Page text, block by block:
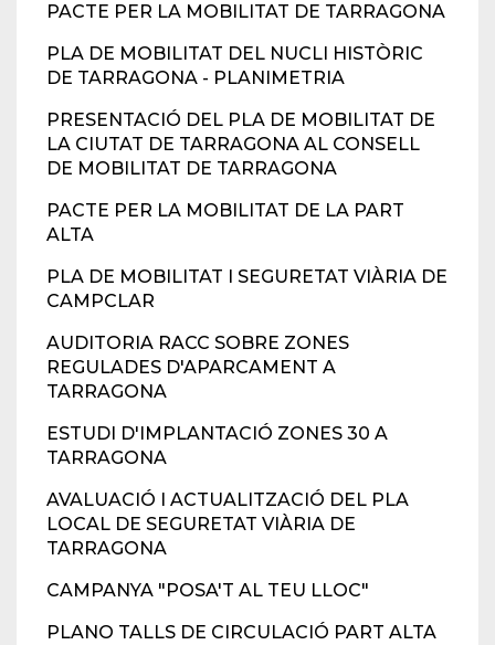
PACTE PER LA MOBILITAT DE TARRAGONA
PLA DE MOBILITAT DEL NUCLI HISTÒRIC
DE TARRAGONA - PLANIMETRIA
PRESENTACIÓ DEL PLA DE MOBILITAT DE
LA CIUTAT DE TARRAGONA AL CONSELL
DE MOBILITAT DE TARRAGONA
PACTE PER LA MOBILITAT DE LA PART
ALTA
PLA DE MOBILITAT I SEGURETAT VIÀRIA DE
CAMPCLAR
AUDITORIA RACC SOBRE ZONES
REGULADES D'APARCAMENT A
TARRAGONA
ESTUDI D'IMPLANTACIÓ ZONES 30 A
TARRAGONA
AVALUACIÓ I ACTUALITZACIÓ DEL PLA
LOCAL DE SEGURETAT VIÀRIA DE
TARRAGONA
CAMPANYA "POSA'T AL TEU LLOC"
PLANO TALLS DE CIRCULACIÓ PART ALTA